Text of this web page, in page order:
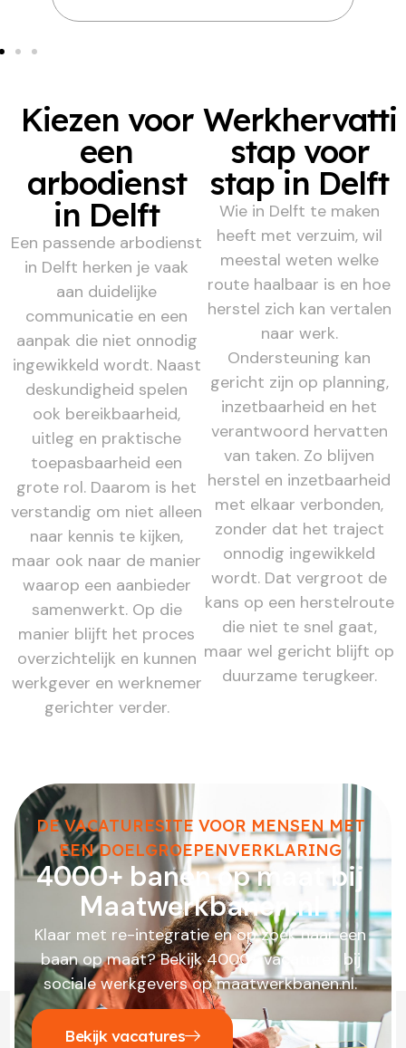
Kiezen voor
een
arbodienst
in Delft
Een passende arbodienst
in Delft herken je vaak
aan duidelijke
communicatie en een
aanpak die niet onnodig
ingewikkeld wordt. Naast
deskundigheid spelen
ook bereikbaarheid,
uitleg en praktische
toepasbaarheid een
grote rol. Daarom is het
verstandig om niet alleen
naar kennis te kijken,
maar ook naar de manier
waarop een aanbieder
samenwerkt. Op die
manier blijft het proces
overzichtelijk en kunnen
werkgever en werknemer
gerichter verder.
stap voor
stap in Delft
Wie in Delft te maken
heeft met verzuim, wil
meestal weten welke
route haalbaar is en hoe
herstel zich kan vertalen
naar werk.
Ondersteuning kan
gericht zijn op planning,
inzetbaarheid en het
verantwoord hervatten
van taken. Zo blijven
herstel en inzetbaarheid
met elkaar verbonden,
zonder dat het traject
onnodig ingewikkeld
wordt. Dat vergroot de
kans op een herstelroute
die niet te snel gaat,
maar wel gericht blijft op
duurzame terugkeer.
DE VACATURESITE VOOR MENSEN MET
EEN DOELGROEPENVERKLARING
4000+ banen op maat bij
Maatwerkbanen.nl
Klaar met re-integratie en op zoek naar een
baan op maat? Bekijk 4000+ vacatures bij
sociale werkgevers op maatwerkbanen.nl.
Bekijk vacatures